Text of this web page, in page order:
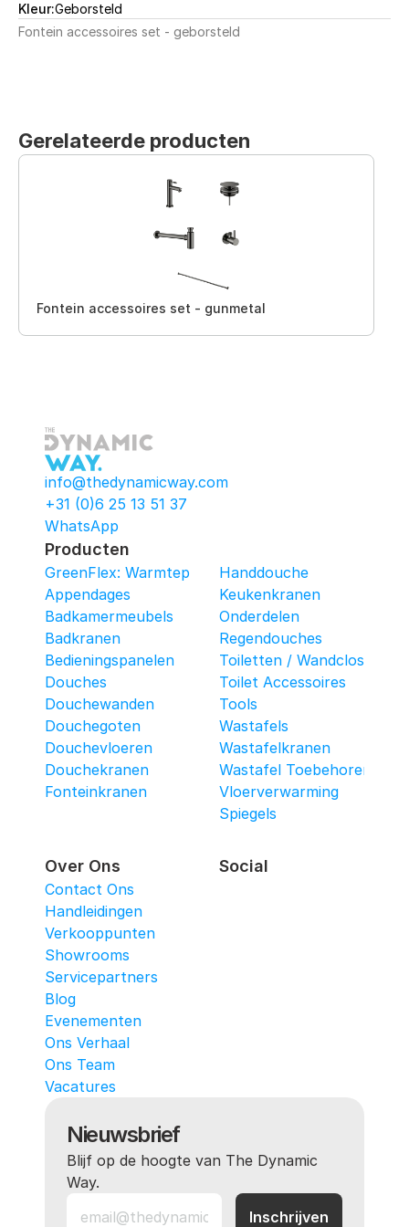
Kleur:Geborsteld
Fontein accessoires set - geborsteld
Gerelateerde producten
Fontein accessoires set - gunmetal
info@thedynamicway.com
+31 (0)6 25 13 51 37
WhatsApp
Producten
GreenFlex: Warmtepomop-Box
Appendages
Badkamermeubels
Badkranen
Bedieningspanelen
Douches
Douchewanden
Douchegoten
Douchevloeren
Douchekranen
Fonteinkranen
Handdouche
Keukenkranen
Onderdelen
Regendouches
Toiletten / Wandcloset
Toilet Accessoires
Tools
Wastafels
Wastafelkranen
Wastafel Toebehoren
Vloerverwarming
Spiegels
Over Ons
Contact Ons
Handleidingen
Verkooppunten
Showrooms
Servicepartners
Blog
Evenementen
Ons Verhaal
Ons Team
Vacatures
Social
Nieuwsbrief
Blijf op de hoogte van The Dynamic
Way.